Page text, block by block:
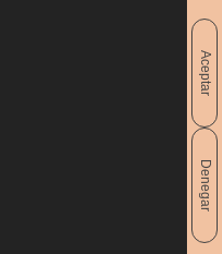
Aceptar
Denegar